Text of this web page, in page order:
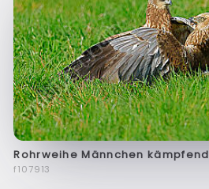
Rohrweihe Männchen kämpfend
f107913